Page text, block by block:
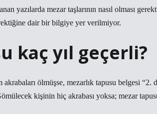
yazılarda mezar taşlarının nasıl olması
dair bir bilgiye yer verilmiyor.
kaç yıl geçerli?
ölmüşse, mezarlık tapusu belgesi “2.
kişinin hiç akrabası yoksa; mezar